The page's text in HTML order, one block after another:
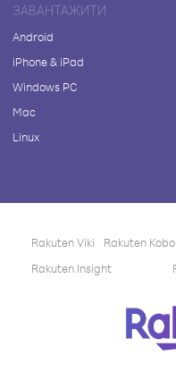
ЗАВАНТАЖИТИ
Android
iPhone & iPad
Windows PC
Mac
Linux
Rakuten Viki Rakuten Kobo
Rakuten Insight